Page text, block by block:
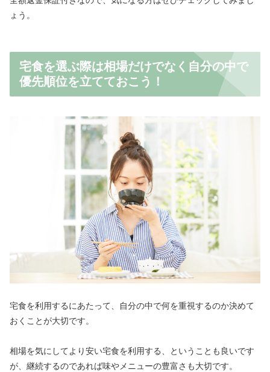
ょう。
宅食を選ぶ際は相場だけでなく自分の中で
優先順位を立てておこう！
宅食を利用するにあたって、自分の中で何を重視するのか決めて
おくことが大切です。
相場を気にしてより安い宅食を利用する、ということも良いです
が、継続するのであれば味やメニューの豊富さも大切です。